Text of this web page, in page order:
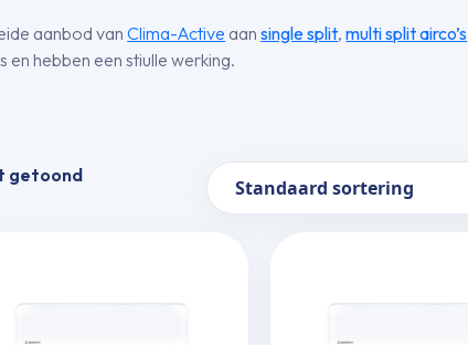
aanbod vanClima-Active aansingle split,multi split airco’s
hebben een stiulle werking.
getoond